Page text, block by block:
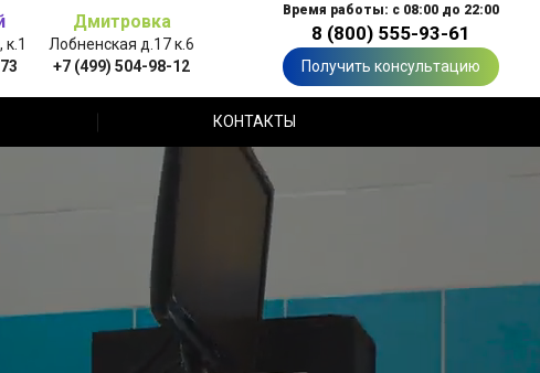
Дмитровка
Лобненская д.17 к.6
+7 (499) 504-98-12
Время работы: с 08:00 до 22:00
8 (800) 555-93-61
Получить консультацию
КОНТАКТЫ